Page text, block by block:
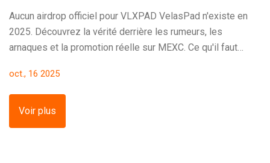
Aucun airdrop officiel pour VLXPAD VelasPad n'existe en
2025. Découvrez la vérité derrière les rumeurs, les
arnaques et la promotion réelle sur MEXC. Ce qu'il faut
oct., 16 2025
Voir plus